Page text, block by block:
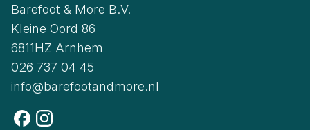
Barefoot & More B.V.
Kleine Oord 86
6811HZ Arnhem
026 737 04 45
info@barefootandmore.nl